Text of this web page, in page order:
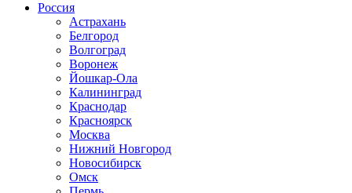
Россия
Астрахань
Белгород
Волгоград
Воронеж
Йошкар-Ола
Калининград
Краснодар
Красноярск
Москва
Нижний Новгород
Новосибирск
Омск